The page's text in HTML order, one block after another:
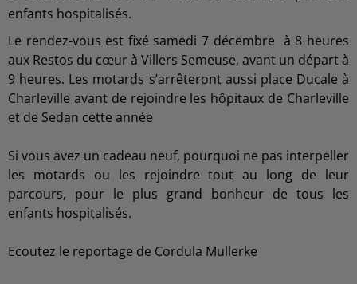
enfants hospitalisés.
Le rendez-vous est fixé samedi 7 décembre à 8 heures
aux Restos du cœur à Villers Semeuse, avant un départ à
9 heures. Les motards s’arrêteront aussi place Ducale à
Charleville avant de rejoindre les hôpitaux de Charleville
et de Sedan cette année
Si vous avez un cadeau neuf, pourquoi ne pas interpeller
les motards ou les rejoindre tout au long de leur
parcours, pour le plus grand bonheur de tous les
enfants hospitalisés.
Ecoutez le reportage de Cordula Mullerke